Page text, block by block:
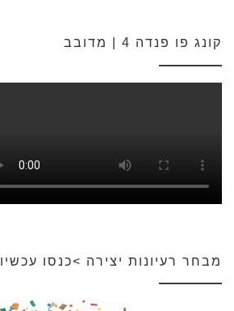
קונג פו פנדה 4 | מדובב
מבחר רעיונות יצירה >כנסו עכשיו